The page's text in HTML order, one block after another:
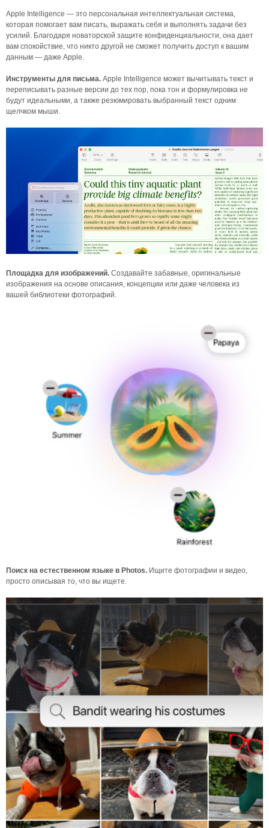
Apple Intelligence — это персональная интеллектуальная система,
которая помогает вам писать, выражать себя и выполнять задачи без
усилий. Благодаря новаторской защите конфиденциальности, она дает
вам спокойствие, что никто другой не сможет получить доступ к вашим
данным — даже Apple.
Инструменты для письма. Apple Intelligence может вычитывать текст и
переписывать разные версии до тех пор, пока тон и формулировка не
будут идеальными, а также резюмировать выбранный текст одним
щелчком мыши.
Площадка для изображений. Создавайте забавные, оригинальные
изображения на основе описания, концепции или даже человека из
вашей библиотеки фотографий.
Поиск на естественном языке в Photos. Ищите фотографии и видео,
просто описывая то, что вы ищете.